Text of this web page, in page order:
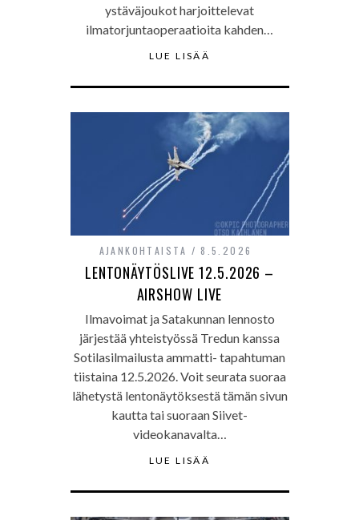
ystäväjoukot harjoittelevat
ilmatorjuntaoperaatioita kahden…
LUE LISÄÄ
AJANKOHTAISTA 8.5.2026
LENTONÄYTÖSLIVE 12.5.2026 –
AIRSHOW LIVE
Ilmavoimat ja Satakunnan lennosto
järjestää yhteistyössä Tredun kanssa
Sotilasilmailusta ammatti- tapahtuman
tiistaina 12.5.2026. Voit seurata suoraa
lähetystä lentonäytöksestä tämän sivun
kautta tai suoraan Siivet-
videokanavalta…
LUE LISÄÄ